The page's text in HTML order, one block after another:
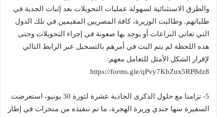
والطرق الاستثنائية لسهولة عمليات التحويلات بعد إثبات الجدية في
طلباتهم. وطالبت الوزيرة، كافة المصريين المقيمين في تلك الدول
التي تعاني النزاعات أو يوجد بها صعوبة في إجراء التحويلات وحتى
هذه اللحظة لم يتم البت في أمرهم بالتسجيل عبر الرابط التالي
لإقرار الشكل الأمثل للتعامل معهم:
5- تزامنا مع حلول الذكرى الحادية عشرة لثورة 30 يونيو، استعرضت
السفيرة سها جندي وزيرة الهجرة، ما تم تنفيذه من منجزات في إطار